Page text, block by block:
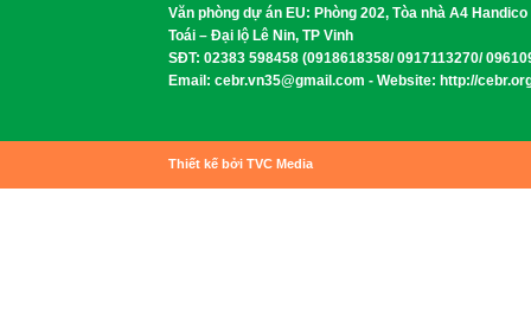
Văn phòng dự án EU: Phòng 202, Tòa nhà A4
Toái – Đại lộ Lê Nin, TP Vinh
SĐT: 02383 598458 (0918618358/ 0917113270/
Email: cebr.vn35@gmail.com - Website: http://
Thiết kế bởi TVC Media